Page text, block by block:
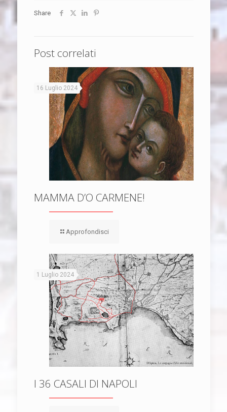
Share
Post correlati
16 Luglio 2024
MAMMA D’O CARMENE!
Approfondisci
1 Luglio 2024
I 36 CASALI DI NAPOLI